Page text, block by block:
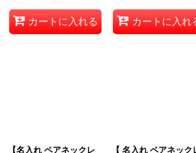
カートに入れる カートに入れ
【名入れ ペアネックレ
【 名入れ ペアネック